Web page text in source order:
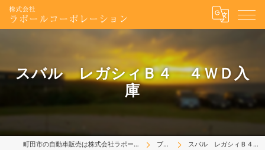
スバル レガシィＢ４ ４ＷＤ入
庫
町田市の自動車販売は株式会社ラポールコーポレーション ブログ スバル レガシィＢ４ ４ＷＤ入庫